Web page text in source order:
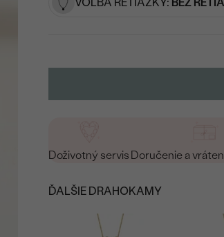
Doživotný servis Doručenie a
ĎALŠIE DRAHOKAMY